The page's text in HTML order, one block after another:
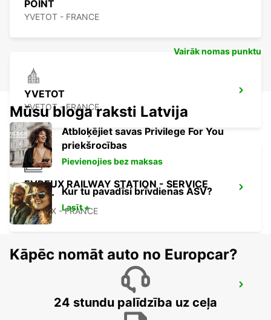
POINT
YVETOT - FRANCE
YVETOT
YVETOT - FRANCE
EVREUX RAILWAY STATION - SERVICE
POINT
EVREUX - FRANCE
EVREUX - FRANCE
Vairāk nomas punktu
Mūsu bloga raksti Latvija
Atbloķējiet savas Privilege For You
priekšrocības
Pievienojies bez maksas
Kur tu pavadīsi brīvdienas ASV?
Lasīt +
Kāpēc nomāt auto no Europcar?
24 stundu palīdzība uz ceļa